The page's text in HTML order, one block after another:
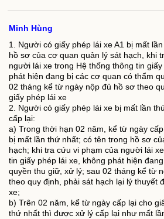
Minh Hùng
1. Người có giấy phép lái xe A1 bị mất
hồ sơ của cơ quan quản lý sát hạch, khi
người lái xe trong Hệ thống thông tin
phát hiện đang bị các cơ quan có thẩm
02 tháng kể từ ngày nộp đủ hồ sơ theo
giấy phép lái xe
2. Người có giấy phép lái xe bị mất lần
cấp lại:
a) Trong thời hạn 02 năm, kể từ ngày
bị mất lần thứ nhất; có tên trong hồ sơ
hạch; khi tra cứu vi phạm của người lái
tin giấy phép lái xe, không phát hiện
quyền thu giữ, xử lý; sau 02 tháng kể từ
theo quy định, phải sát hạch lại lý thuyết
xe;
b) Trên 02 năm, kể từ ngày cấp lại cho
thứ nhất thì được xử lý cấp lại như mất